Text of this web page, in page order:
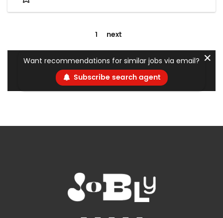
1 next
Want recommendations for similar jobs via email?
Subscribe search agent
✕